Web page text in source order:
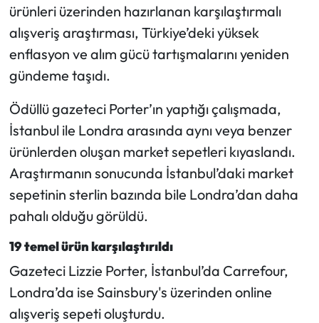
ürünleri üzerinden hazırlanan karşılaştırmalı
alışveriş araştırması, Türkiye’deki yüksek
enflasyon ve alım gücü tartışmalarını yeniden
gündeme taşıdı.
Ödüllü gazeteci Porter’ın yaptığı çalışmada,
İstanbul ile Londra arasında aynı veya benzer
ürünlerden oluşan market sepetleri kıyaslandı.
Araştırmanın sonucunda İstanbul’daki market
sepetinin sterlin bazında bile Londra’dan daha
pahalı olduğu görüldü.
19 temel ürün karşılaştırıldı
Gazeteci Lizzie Porter, İstanbul’da Carrefour,
Londra’da ise Sainsbury's üzerinden online
alışveriş sepeti oluşturdu.
Laçin Haberleri
Magazin
Mecitözü Haberleri
Oğuzlar Haberleri
Ortaköy Haberleri
Osmancık Haberleri
Otomotiv
Resmi İlan
Resmi Reklam